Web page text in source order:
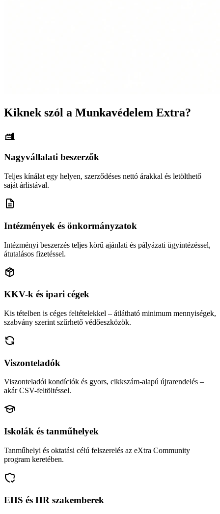
Kiknek szól a Munkavédelem Extra?
Nagyvállalati beszerzők
Teljes kínálat egy helyen, szerződéses nettó árakkal és letölthető
saját árlistával.
Intézmények és önkormányzatok
Intézményi beszerzés teljes körű ajánlati és pályázati ügyintézéssel,
átutalásos fizetéssel.
KKV-k és ipari cégek
Kis tételben is céges feltételekkel – átlátható minimum mennyiségek,
szabvány szerint szűrhető védőeszközök.
Viszonteladók
Viszonteladói kondíciók és gyors, cikkszám-alapú újrarendelés –
akár CSV-feltöltéssel.
Iskolák és tanműhelyek
Tanműhelyi és oktatási célú felszerelés az eXtra Community
program keretében.
EHS és HR szakemberek